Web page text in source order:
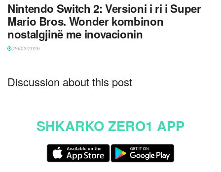
Nintendo Switch 2: Versioni i ri i Super
Mario Bros. Wonder kombinon
nostalgjinë me inovacionin
26/03/2026
Discussion about this post
SHKARKO ZERO1 APP